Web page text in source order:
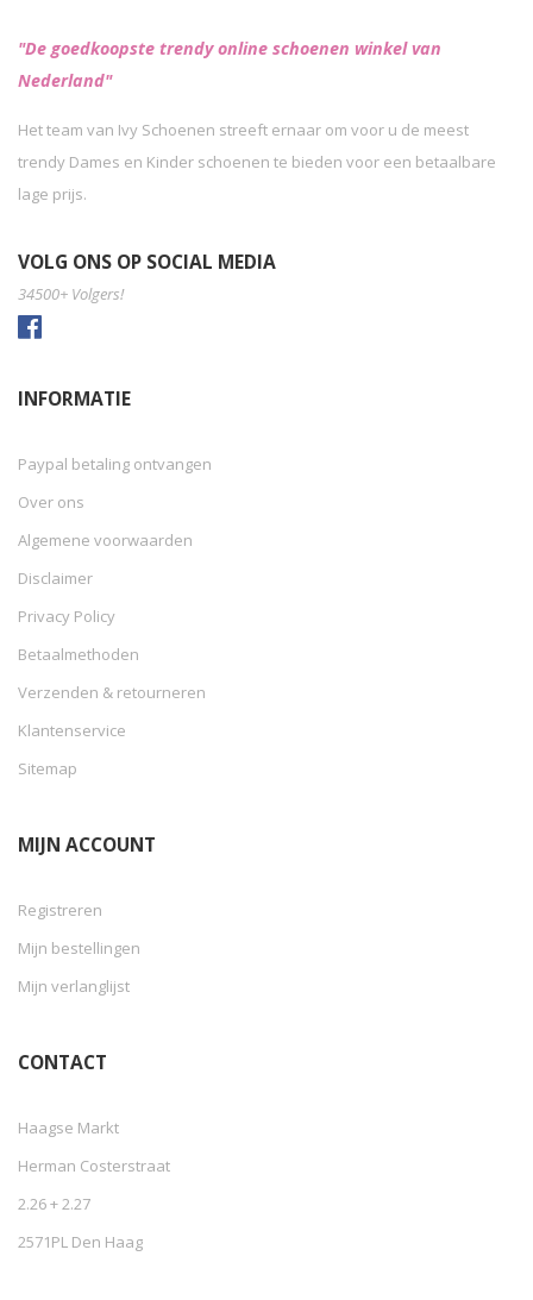
"De goedkoopste trendy online schoenen winkel van
Nederland"
Het team van Ivy Schoenen streeft ernaar om voor u de meest
trendy Dames en Kinder schoenen te bieden voor een betaalbare
lage prijs.
VOLG ONS OP SOCIAL MEDIA
34500+ Volgers!
INFORMATIE
Paypal betaling ontvangen
Over ons
Algemene voorwaarden
Disclaimer
Privacy Policy
Betaalmethoden
Verzenden & retourneren
Klantenservice
Sitemap
MIJN ACCOUNT
Registreren
Mijn bestellingen
Mijn verlanglijst
CONTACT
Haagse Markt
Herman Costerstraat
2.26 + 2.27
2571PL Den Haag